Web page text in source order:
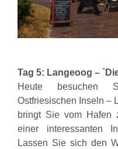
Tag 5: Langeoog –
Heute besuchen
Ostfriesischen Inseln –
bringt Sie vom Hafen
einer interessanten
Lassen Sie sich den